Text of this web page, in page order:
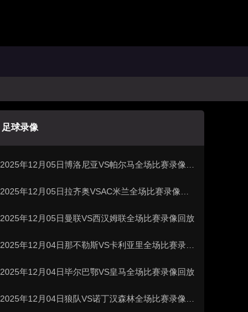
足球录像
2025年12月05日博洛尼亚VS帕尔马全场比赛录像回放
2025年12月05日拉齐奥VSAC米兰全场比赛录像回放
2025年12月05日曼联VS西汉姆联全场比赛录像回放
2025年12月04日那不勒斯VS卡利亚里全场比赛录像回放
2025年12月04日毕尔巴鄂VS皇马全场比赛录像回放
2025年12月04日狼队VS诺丁汉森林全场比赛录像回放